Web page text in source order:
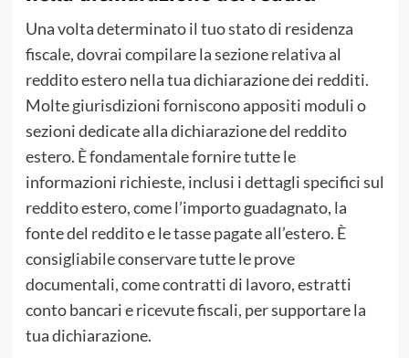
Una volta determinato il tuo stato di residenza
fiscale, dovrai compilare la sezione relativa al
reddito estero nella tua dichiarazione dei redditi.
Molte giurisdizioni forniscono appositi moduli o
sezioni dedicate alla dichiarazione del reddito
estero. È fondamentale fornire tutte le
informazioni richieste, inclusi i dettagli specifici sul
reddito estero, come l’importo guadagnato, la
fonte del reddito e le tasse pagate all’estero. È
consigliabile conservare tutte le prove
documentali, come contratti di lavoro, estratti
conto bancari e ricevute fiscali, per supportare la
tua dichiarazione.